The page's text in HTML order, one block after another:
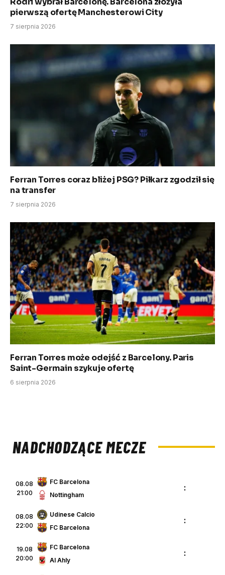
pierwszą ofertę Manchesterowi City
7 sierpnia 2026
Ferran Torres coraz bliżej PSG? Piłkarz zgodził się
na transfer
7 sierpnia 2026
Ferran Torres może odejść z Barcelony. Paris
Saint-Germain szykuje ofertę
6 sierpnia 2026
NADCHODZĄCE MECZE
08.08
21:00
FC Barcelona
Nottingham
:
08.08
22:00
Udinese Calcio
FC Barcelona
:
19.08
20:00
FC Barcelona
Al Ahly
: